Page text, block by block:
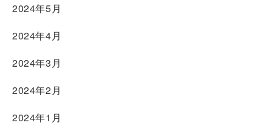
2024年5月
2024年4月
2024年3月
2024年2月
2024年1月